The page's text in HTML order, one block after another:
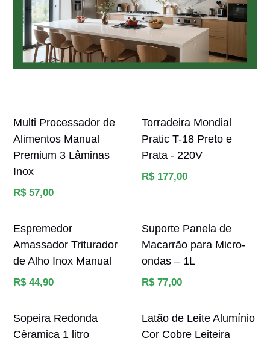
Multi Processador de
Alimentos Manual
Premium 3 Lâminas
Inox
Preço
R$ 57,00
Torradeira Mondial
Pratic T-18 Preto e
Prata - 220V
Preço
R$ 177,00
Espremedor
Amassador Triturador
de Alho Inox Manual
Preço
R$ 44,90
Suporte Panela de
Macarrão para Micro-
ondas – 1L
Preço
R$ 77,00
Sopeira Redonda
Cêramica 1 litro
Latão de Leite Alumínio
Cor Cobre Leiteira